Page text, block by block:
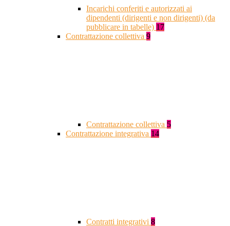
Incarichi conferiti e autorizzati ai
dipendenti (dirigenti e non dirigenti) (da
pubblicare in tabelle) 17
Contrattazione collettiva 9
Contrattazione collettiva 5
Contrattazione integrativa 14
Contratti integrativi 8